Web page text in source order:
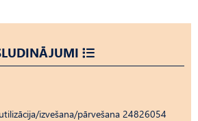
izvešana/pārvešana 24826054